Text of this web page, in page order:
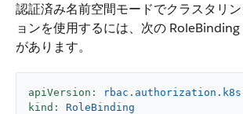
認証済み名前空間モードでクラスタリ
ョンを使用するには、次の
があります。
apiVersion:
kind:
RoleBinding